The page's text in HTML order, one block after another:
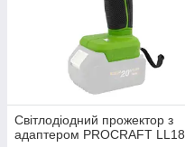
Світлодіодний прожектор з
адаптером PROCRAFT LL18